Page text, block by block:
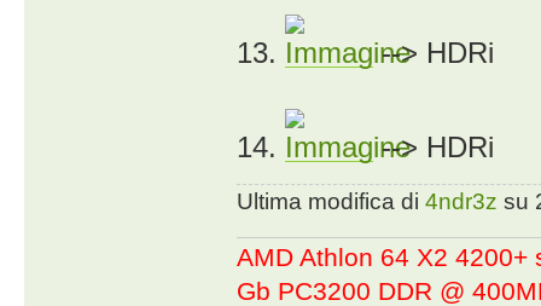
13. --> HDRi
14. --> HDRi
Ultima modifica di 4ndr3z su
AMD Athlon 64 X2 4200+
Gb PC3200 DDR @